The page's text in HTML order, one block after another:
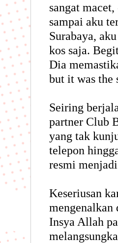
sangat
sampai aku
Surabaya,
kos saja.
Dia
but it was the
Seiring
partner Club
yang tak
telepon
resmi
Keseriusan
mengenalkan
Insya Allah